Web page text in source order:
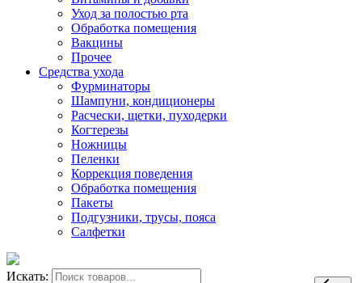
Уход за полостью рта
Обработка помещения
Вакцины
Прочее
Средства ухода
Фурминаторы
Шампуни, кондиционеры
Расчески, щетки, пуходерки
Когтерезы
Ножницы
Пеленки
Коррекция поведения
Обработка помещения
Пакеты
Подгузники, трусы, пояса
Салфетки
Искать: